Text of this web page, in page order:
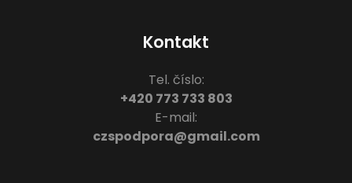
Kontakt
Tel. číslo:
+420 773 733 803
E-mail:
czspodpora@gmail.com